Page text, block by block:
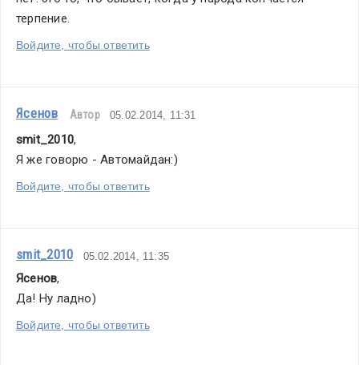
терпение.
Войдите, чтобы ответить
Ясенов Автор 05.02.2014, 11:31
smit_2010,
Я же говорю - Автомайдан:)
Войдите, чтобы ответить
smit_2010 05.02.2014, 11:35
Ясенов,
Да! Ну ладно)
Войдите, чтобы ответить